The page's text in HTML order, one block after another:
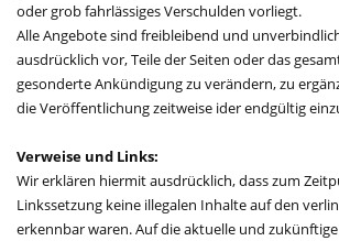
oder grob fahrlässiges Verschulden vorliegt.
Alle Angebote sind freibleibend und
ausdrücklich vor, Teile der Seiten oder das
gesonderte Ankündigung zu verändern, zu
die Veröffentlichung zeitweise ider endgültig
Verweise und Links:
Wir erklären hiermit ausdrücklich, dass zum
Linkssetzung keine illegalen Inhalte auf den
erkennbar waren. Auf die aktuelle und